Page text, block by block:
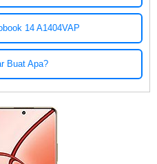
14 A1404VAP
Buat Apa?